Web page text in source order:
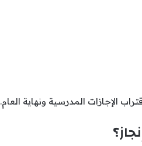
الإجازات المدرسية ونهاية العام.